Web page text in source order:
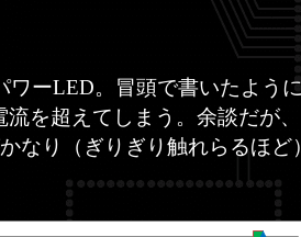
ーLED。冒頭で書いたよう
を超えてしまう。余談だが
なり（ぎりぎり触れらるほど